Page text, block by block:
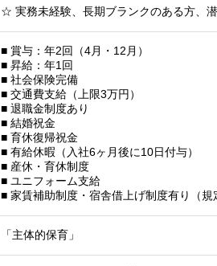
☆ 実務未経験、長期ブランクのある方、
■ 賞与：年2回（4月・12月）
■ 昇給：年1回
■ 社会保険完備
■ 交通費支給（上限3万円）
■ 退職金制度あり
■ 結婚祝金
■ 育休復帰祝金
■ 有給休暇（入社6ヶ月後に10日付与）
■ 産休・育休制度
■ ユニフォーム支給
■ 家賃補助制度・宿舎借上げ制度有り（規
「主体的保育」